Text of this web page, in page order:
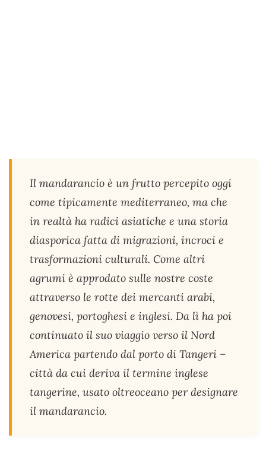
Il mandarancio è un frutto percepito oggi
come tipicamente mediterraneo, ma che
in realtà ha radici asiatiche e una storia
diasporica fatta di migrazioni, incroci e
trasformazioni culturali. Come altri
agrumi è approdato sulle nostre coste
attraverso le rotte dei mercanti arabi,
genovesi, portoghesi e inglesi. Da lì ha poi
continuato il suo viaggio verso il Nord
America partendo dal porto di Tangeri –
città da cui deriva il termine inglese
tangerine, usato oltreoceano per designare
il mandarancio.